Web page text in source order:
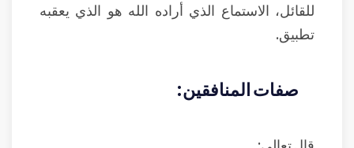
للقائل، الاستماع الذي أراده الله هو الذي يعقبه
تطبيق.
صفات المنافقين: